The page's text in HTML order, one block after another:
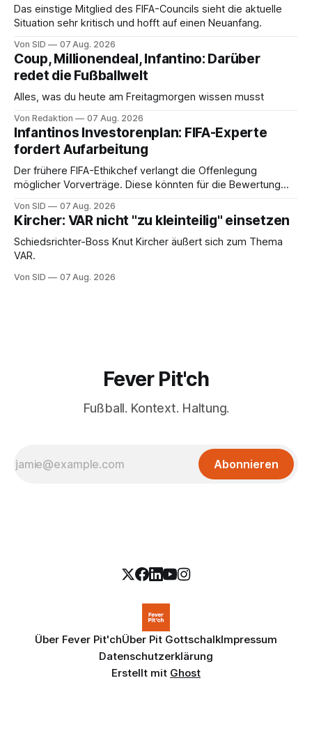
Das einstige Mitglied des FIFA-Councils sieht die aktuelle
Situation sehr kritisch und hofft auf einen Neuanfang.
Von SID 07 Aug. 2026
Coup, Millionendeal, Infantino: Darüber
redet die Fußballwelt
Alles, was du heute am Freitagmorgen wissen musst
Von Redaktion 07 Aug. 2026
Infantinos Investorenplan: FIFA-Experte
fordert Aufarbeitung
Der frühere FIFA-Ethikchef verlangt die Offenlegung
möglicher Vorverträge. Diese könnten für die Bewertung
Von SID 07 Aug. 2026
Kircher: VAR nicht "zu kleinteilig" einsetzen
Schiedsrichter-Boss Knut Kircher äußert sich zum Thema
VAR.
Von SID 07 Aug. 2026
Fever Pit'ch
Fußball. Kontext. Haltung.
Abonnieren
Über Fever Pit'chÜber Pit GottschalkImpressum
Datenschutzerklärung
Erstellt mit Ghost